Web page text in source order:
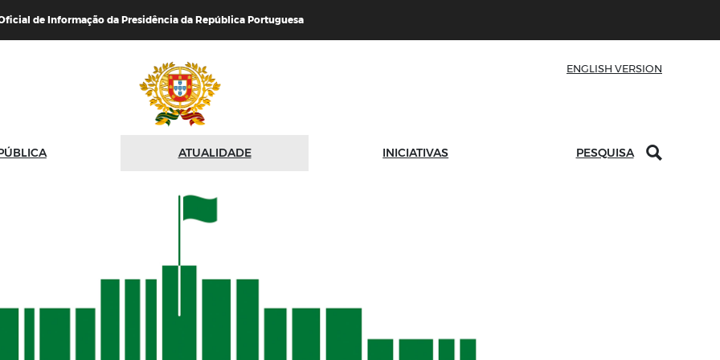
de Informação da Presidência da República Portuguesa
ENGLISH VERSION
ATUALIDADE INICIATIVAS PESQUISA